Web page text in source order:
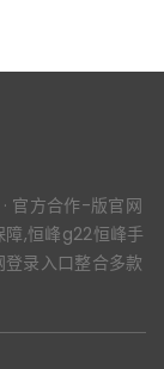
官方合作-版官网
,恒峰g22恒峰手
录入口整合多款